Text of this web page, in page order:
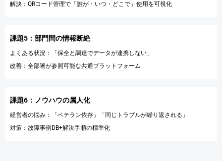
解決：QRコード管理で「誰が・いつ・どこで」使用を可視化
課題5：部門間の情報断絶
よくある状況：「保全と調達でデータが連携しない」
改善：全部署が参照可能な共通プラットフォーム
課題6：ノウハウの属人化
経営者の悩み：「ベテラン依存」「同じトラブルが繰り返される」
対策：故障事例DB+解決手順の標準化